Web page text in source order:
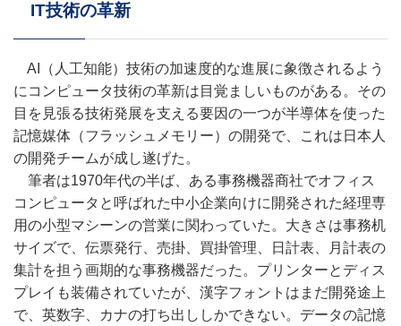
IT技術の革新
AI（人工知能）技術の加速度的な進展に象徴されるよう
にコンピュータ技術の革新は目覚ましいものがある。その
目を見張る技術発展を支える要因の一つが半導体を使った
記憶媒体（フラッシュメモリー）の開発で、これは日本人
の開発チームが成し遂げた。
筆者は1970年代の半ば、ある事務機器商社でオフィス
コンピュータと呼ばれた中小企業向けに開発された経理専
用の小型マシーンの営業に関わっていた。大きさは事務机
サイズで、伝票発行、売掛、買掛管理、日計表、月計表の
集計を担う画期的な事務機器だった。プリンターとディス
プレイも装備されていたが、漢字フォントはまだ開発途上
で、英数字、カナの打ち出ししかできない。データの記憶